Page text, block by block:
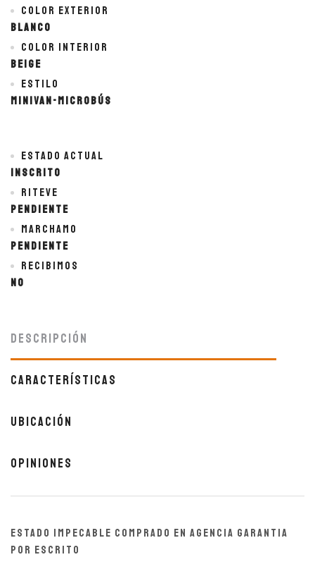
Color exterior
BLANCO
Color interior
BEIGE
Estilo
MiniVan-Microbús
Estado actual
Inscrito
Riteve
Pendiente
Marchamo
Pendiente
Recibimos
No
Descripción
Características
Ubicación
Opiniones
ESTADO IMPECABLE COMPRADO EN AGENCIA GARANTIA
POR ESCRITO